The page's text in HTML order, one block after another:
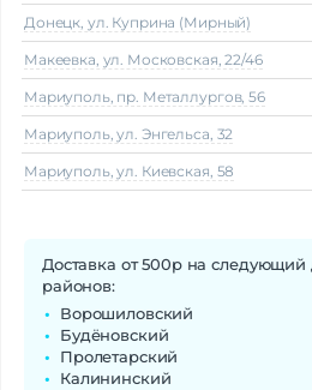
Донецк, ул. Куприна (Мирный)
Макеeвка, ул. Московская, 22/46
Мариуполь, пр. Металлургов, 56
Мариуполь, ул. Энгельса, 32
Мариуполь, ул. Киевская, 58
Доставка от 500р на следующий
районов:
Ворошиловский
Будёновский
Пролетарский
Калининский